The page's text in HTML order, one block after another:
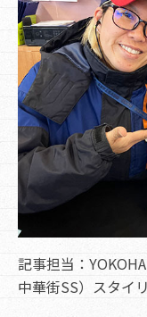
記事担当：
中華街SS）スタイ